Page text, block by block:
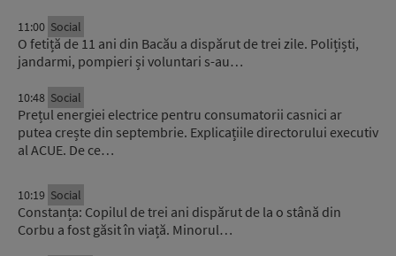
11:00 Social
O fetiță de 11 ani din Bacău a dispărut de trei zile. Polițiști,
jandarmi, pompieri și voluntari s-au…
10:48 Social
Prețul energiei electrice pentru consumatorii casnici ar
putea crește din septembrie. Explicațiile directorului executiv
al ACUE. De ce…
10:19 Social
Constanța: Copilul de trei ani dispărut de la o stână din
Corbu a fost găsit în viață. Minorul…